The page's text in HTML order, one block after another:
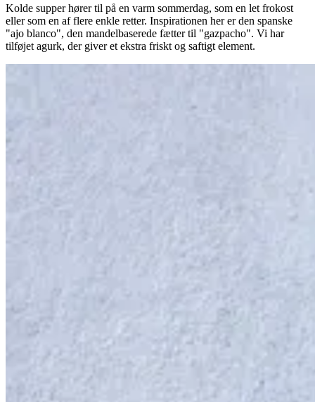
Kolde supper hører til på en varm sommerdag, som en let frokost
eller som en af flere enkle retter. Inspirationen her er den spanske
"ajo blanco", den mandelbaserede fætter til "gazpacho". Vi har
tilføjet agurk, der giver et ekstra friskt og saftigt element.